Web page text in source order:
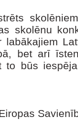
skolēnu
labākajiem
bet arī
to būs